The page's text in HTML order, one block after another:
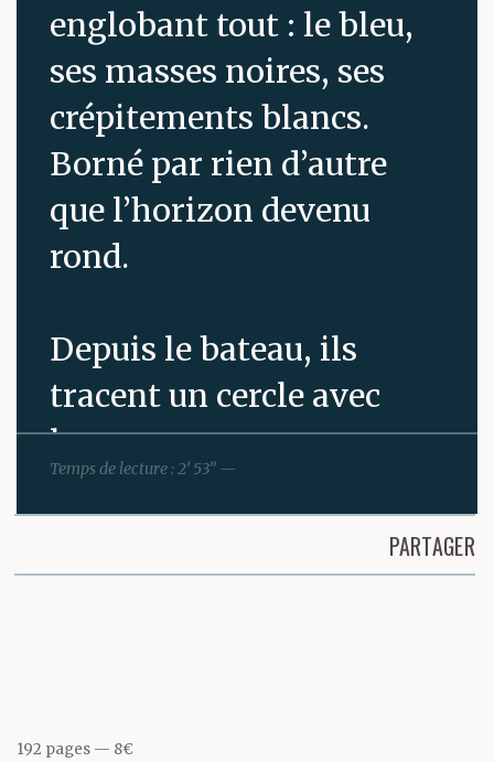
englobant tout : le bleu,
ses masses noires, ses
crépitements blancs.
Borné par rien d’autre
que l’horizon devenu
rond.
Depuis le bateau, ils
tracent un cercle avec
leurs yeux.
Temps de lecture : 2’ 53” —
PARTAGER
192 pages 8€